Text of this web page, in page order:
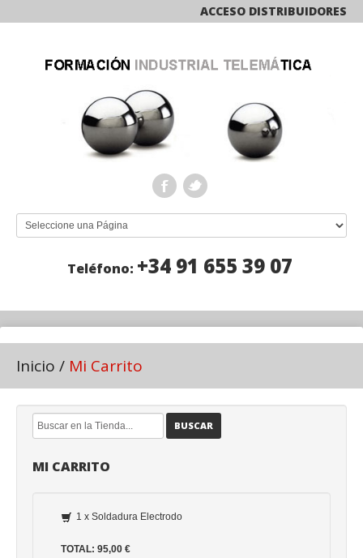
ACCESO DISTRIBUIDORES
Teléfono: +34 91 655 39 07
Inicio / Mi Carrito
BUSCAR
MI CARRITO
1 x Soldadura Electrodo
TOTAL: 95,00 €